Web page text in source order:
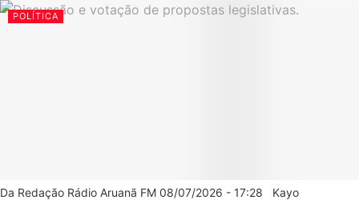
POLÍTICA
Da Redação Rádio Aruanã FM 08/07/2026 - 17:28 Kayo